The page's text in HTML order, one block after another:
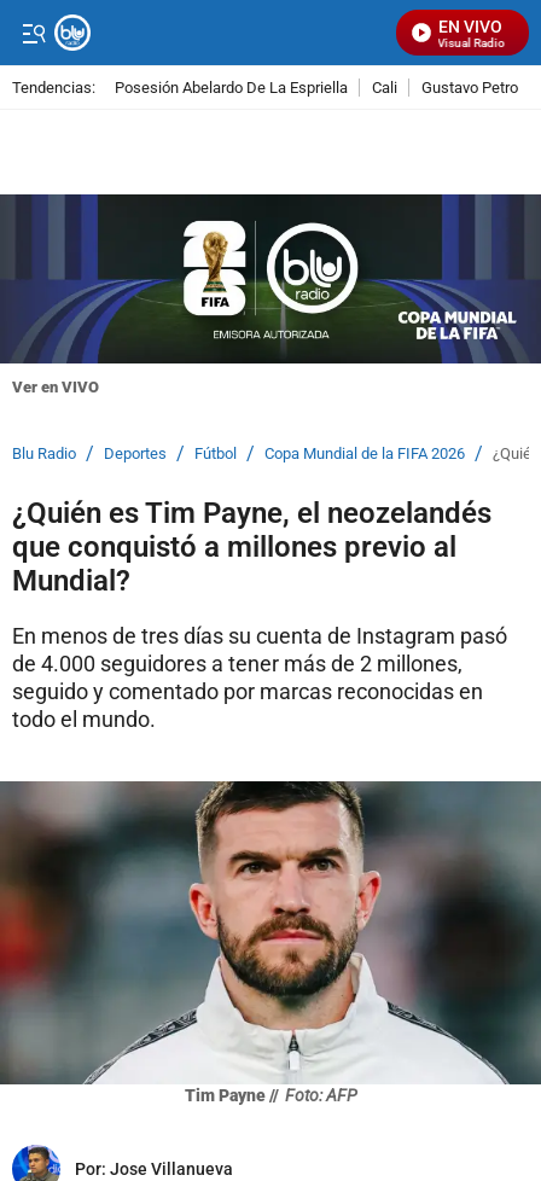
EN VIVO
Señal Visual Radio
Tendencias: Posesión Abelardo De La Espriella Cali Gustavo Petro
Ver en VIVO
Blu Radio / Deportes / Fútbol / Copa Mundial de la FIFA 2026 /
¿Quién es Tim Payne, el neozelandés
que conquistó a millones previo al
Mundial?
En menos de tres días su cuenta de Instagram pasó
de 4.000 seguidores a tener más de 2 millones,
seguido y comentado por marcas reconocidas en
todo el mundo.
Tim Payne // Foto: AFP
Por: Jose Villanueva